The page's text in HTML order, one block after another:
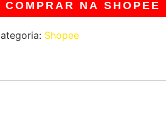
COMPRAR NA SHOPEE
Shopee